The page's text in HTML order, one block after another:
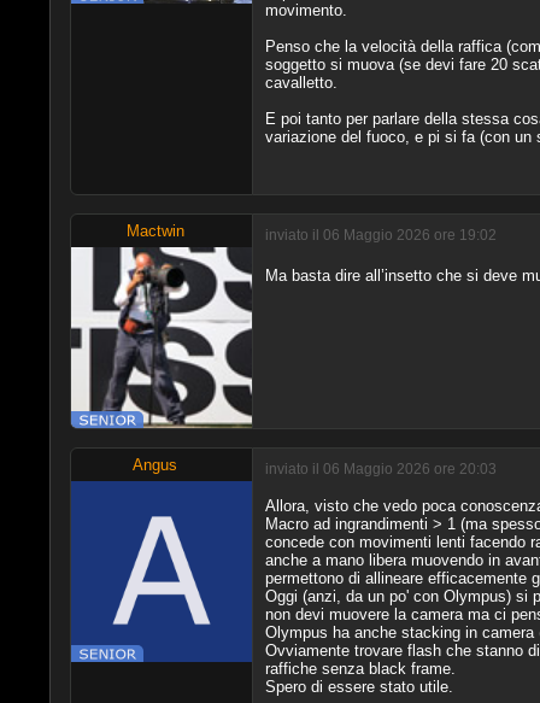
movimento.
Penso che la velocità della raffica
soggetto si muova (se devi fare 20
cavalletto.
E poi tanto per parlare della stessa
variazione del fuoco, e pi si fa (con un
Mactwin inviato il 06 Maggio 2026 ore 19:02
Ma basta dire all’insetto che si deve
Angus inviato il 06 Maggio 2026 ore 20:03
Allora, visto che vedo poca
Macro ad ingrandimenti > 1 (ma
concede con movimenti lenti facendo
anche a mano libera muovendo in
permettono di allineare efficacemente
Oggi (anzi, da un po' con Olympus) si
non devi muovere la camera ma ci
Olympus ha anche stacking in
Ovviamente trovare flash che stanno
raffiche senza black frame.
Spero di essere stato utile.